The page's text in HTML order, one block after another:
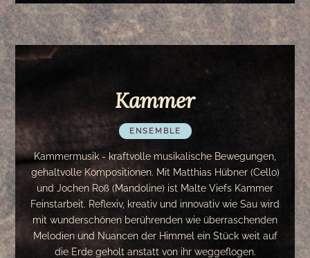
Kammer
Kammer
ENSEMBLE
Kammermusik - kraftvolle musikalische Bewegungen,
gehaltvolle Kompositionen. Mit Matthias Hübner (Cello)
und Jochen Roß (Mandoline) ist Malte Viefs Kammer
Feinstarbeit. Reflexiv, kreativ und innovativ wie Sau wird
mit wunderschönen berührenden wie überraschenden
Melodien und Nuancen der Himmel ein Stück weit auf
die Erde geholt anstatt von ihr weggeflogen.